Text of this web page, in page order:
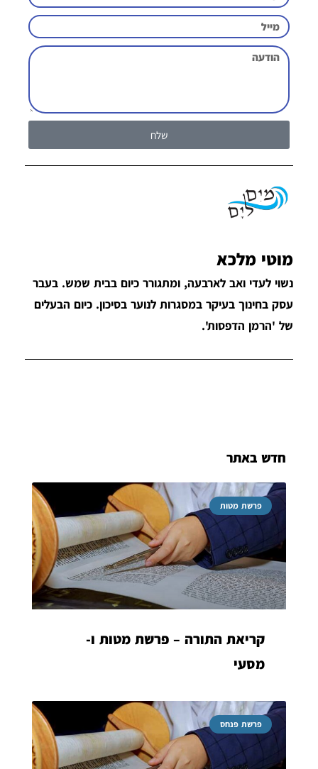
שלח
מוטי מלכא
נשוי לעדי ואב לארבעה, ומתגורר כיום בבית שמש. בעבר
עסק בחינוך בעיקר במסגרות לנוער בסיכון. כיום הבעלים
של 'הרמן הדפסות'.
חדש באתר
פרשת מטות
קריאת התורה – פרשת מטות ו-
מסעי
פרשת פנחס